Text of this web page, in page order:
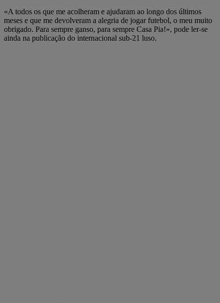
«A todos os que me acolheram e ajudaram ao longo dos últimos
meses e que me devolveram a alegria de jogar futebol, o meu muito
obrigado. Para sempre ganso, para sempre Casa Pia!», pode ler-se
ainda na publicação do internacional sub-21 luso.